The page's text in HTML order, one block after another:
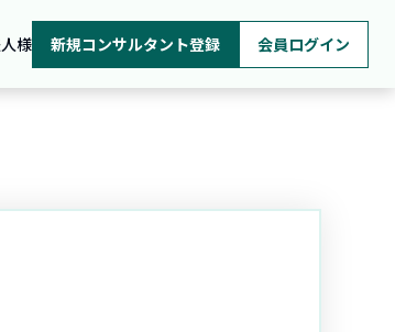
様 新規コンサルタント登録 会員ログイン